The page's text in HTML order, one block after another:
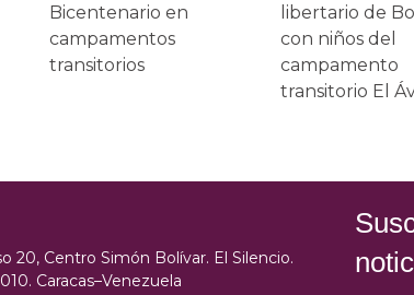
Bicentenario en
campamentos
transitorios
libertario de
con niños del
campamento
transitorio El
20, Centro Simón Bolívar. El Silencio.
Caracas–Venezuela